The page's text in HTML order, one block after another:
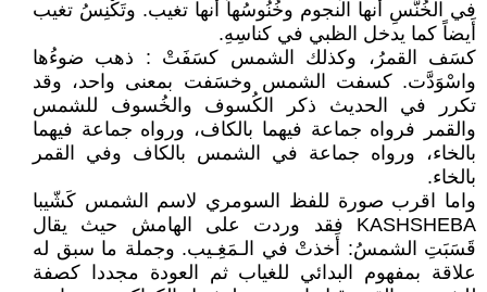
في الخُنَّسِ أَنها النجوم وخُنُوسُها أَنها تغيب. وتَكْنِسُ تغيب
أَيضاً كما يدخل الظبي في كناسِهِ.
كسَف القمرُ، وكذلك الشمس كسَفَتْ : ذهب ضوءُها
واسْوَدَّت. كسفت الشمس وخسَفت بمعنى واحد، وقد
تكرر في الحديث ذكر الكُسوف والخُسوف للشمس
والقمر فرواه جماعة فيهما بالكاف، ورواه جماعة فيهما
بالخاء، ورواه جماعة في الشمس بالكاف وفي القمر
بالخاء.
واما اقرب صورة للفظ السومري لاسم الشمس كَشّيبا
KASHSHEBA فقد وردت على الهامش حيث يقال
قَسَبَتِ الشمسُ: أَخذتْ في الـمَغِـيب. وجملة ما سبق له
علاقة بمفهوم البدائي للغياب ثم العودة مجددا كصفة